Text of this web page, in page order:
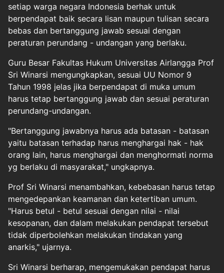
setiap warga negara Indonesia berhak untuk
berpendapat baik secara lisan maupun tulisan secara
bebas dan bertanggung jawab sesuai dengan
peraturan perundang - undangan yang berlaku.
Guru Besar Fakultas Hukum Universitas Airlangga Prof
Sri Winarsi mengungkapkan, sesuai UU Nomor 9
Tahun 1998 jelas jika berpendapat di muka umum
harus tetap bertanggung jawab dan sesuai peraturan
perundang-undangan.
"Bertanggung jawabnya harus ada batasan - batasan
yaitu batasan terhadap harus menghargai hak - hak
orang lain, harus menghargai dan menghormati norma
yg berlaku di masyarakat," ungkapnya.
Prof Sri Winarsi menambahkan, kebebasan harus tetap
mengedepankan keamanan dan ketertiban umum.
"Harus betul - betul sesuai dengan nilai - nilai
kesopanan, dan dalam melakukan pendapat tersebut
tidak diperbolehkan melakukan tindakan yang
anarkis," ujarnya.
Sri Winarsi berharap, mengemukakan pendapat harus